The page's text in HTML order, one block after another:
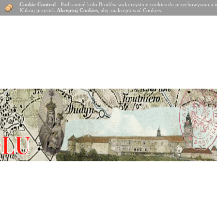
Cookie Control - Podkamień koło Brodów wykorzystuje cookies do
Kliknij przycisk Akceptuj Cookies , aby zaakceptować Cookies.